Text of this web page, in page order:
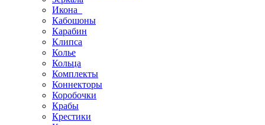
Икона
Кабошоны
Карабин
Клипса
Колье
Кольца
Комплекты
Коннекторы
Коробочки
Крабы
Крестики